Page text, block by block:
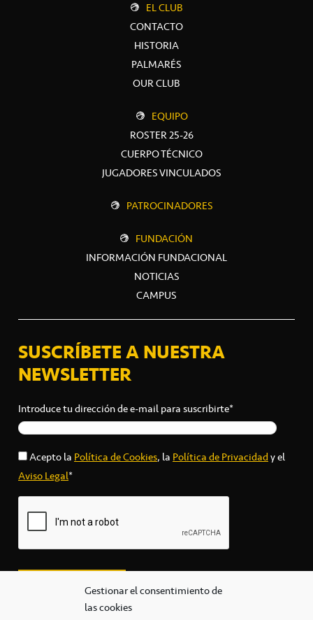
Gestionar el consentimiento de
las cookies
EL CLUB
CONTACTO
HISTORIA
PALMARÉS
OUR CLUB
EQUIPO
ROSTER 25-26
CUERPO TÉCNICO
JUGADORES VINCULADOS
PATROCINADORES
FUNDACIÓN
INFORMACIÓN FUNDACIONAL
NOTICIAS
CAMPUS
SUSCRÍBETE A NUESTRA
NEWSLETTER
Introduce tu dirección de e-mail para suscribirte*
Acepto la Política de Cookies, la Política de Privacidady el
Aviso Legal*